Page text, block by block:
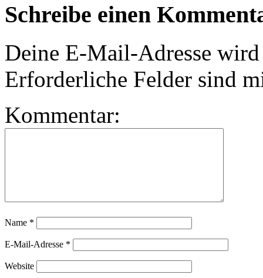
Schreibe einen
Deine E-Mail-Adresse
Erforderliche Felder sind
Kommentar:
Name *
E-Mail-Adresse *
Website